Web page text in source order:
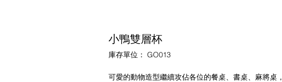
小鴨雙層杯
庫存單位： GO013
可愛的動物造型繼續攻佔各位的餐桌、書桌、麻將桌，